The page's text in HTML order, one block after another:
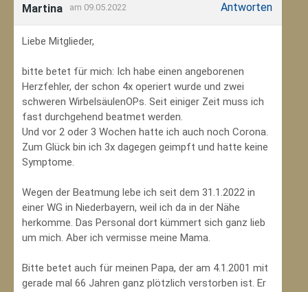
Martina am 09.05.2022 Antworten
Liebe Mitglieder,
bitte betet für mich: Ich habe einen angeborenen
Herzfehler, der schon 4x operiert wurde und zwei
schweren WirbelsäulenOPs. Seit einiger Zeit muss ich
fast durchgehend beatmet werden.
Und vor 2 oder 3 Wochen hatte ich auch noch Corona.
Zum Glück bin ich 3x dagegen geimpft und hatte keine
Symptome.
Wegen der Beatmung lebe ich seit dem 31.1.2022 in
einer WG in Niederbayern, weil ich da in der Nähe
herkomme. Das Personal dort kümmert sich ganz lieb
um mich. Aber ich vermisse meine Mama.
Bitte betet auch für meinen Papa, der am 4.1.2001 mit
gerade mal 66 Jahren ganz plötzlich verstorben ist. Er